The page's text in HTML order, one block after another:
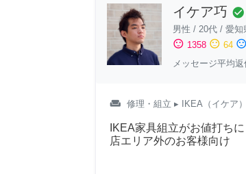
イケア巧 check_circle
男性 / 20代 / 愛知
sentiment_satisfied 1358 sentiment_neutral 64 sentiment_dissatisfied
メッセージ平均
weekend 修理・組立 ▸ IKEA（イケア
IKEA家具組立がお値打ち
店エリア外のお客様向け